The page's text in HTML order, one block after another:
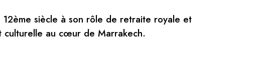
12ème siècle à son rôle de retraite royale et
culturelle au cœur de Marrakech.